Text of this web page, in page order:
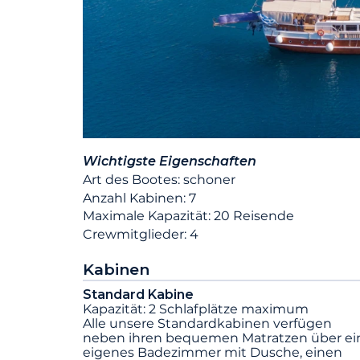
Wichtigste Eigenschaften
Art des Bootes: schoner
Anzahl Kabinen: 7
Maximale Kapazität: 20 Reisende
Crewmitglieder: 4
Kabinen
Standard Kabine
Kapazität: 2 Schlafplätze maximum
Alle unsere Standardkabinen verfügen
neben ihren bequemen Matratzen über
eigenes Badezimmer mit Dusche, einen